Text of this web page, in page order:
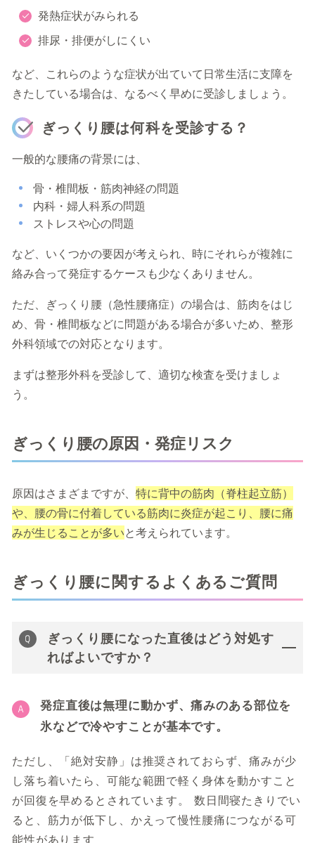
発熱症状がみられる
排尿・排便がしにくい
など、これらのような症状が出ていて日常生活に支障を
きたしている場合は、なるべく早めに受診しましょう。
ぎっくり腰は何科を受診する？
一般的な腰痛の背景には、
骨・椎間板・筋肉神経の問題
内科・婦人科系の問題
ストレスや心の問題
など、いくつかの要因が考えられ、時にそれらが複雑に
絡み合って発症するケースも少なくありません。
ただ、ぎっくり腰（急性腰痛症）の場合は、筋肉をはじ
め、骨・椎間板などに問題がある場合が多いため、整形
外科領域での対応となります。
まずは整形外科を受診して、適切な検査を受けましょ
う。
ぎっくり腰の原因・発症リスク
原因はさまざまですが、 特に背中の筋肉（脊柱起立筋）
や、腰の骨に付着している筋肉に炎症が起こり、腰に痛
みが生じることが多いと考えられています。
ぎっくり腰に関するよくあるご質問
ぎっくり腰になった直後はどう対処す
ればよいですか？
発症直後は無理に動かず、痛みのある部位を
氷などで冷やすことが基本です。
ただし、「絶対安静」は推奨されておらず、痛みが少
し落ち着いたら、可能な範囲で軽く身体を動かすこと
が回復を早めるとされています。 数日間寝たきりでい
ると、筋力が低下し、かえって慢性腰痛につながる可
能性があります